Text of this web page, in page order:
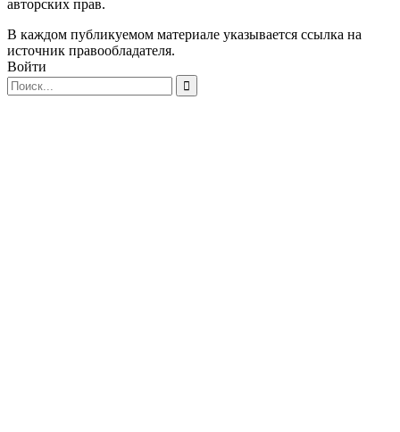
авторских прав.
В каждом публикуемом материале указывается ссылка на
источник правообладателя.
Войти